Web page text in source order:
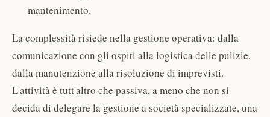
mantenimento.
La complessità risiede nella gestione operativa: dalla
comunicazione con gli ospiti alla logistica delle pulizie,
dalla manutenzione alla risoluzione di imprevisti.
L'attività è tutt'altro che passiva, a meno che non si
decida di delegare la gestione a società specializzate, una